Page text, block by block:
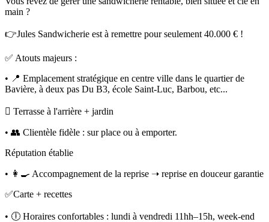
main ?
👉Jules Sandwicherie est à remettre pour seulement 40.000 € !
✅ Atouts majeurs :
• 📍 Emplacement stratégique en centre ville dans le quartier de
Bavière, à deux pas Du B3, école Saint-Luc, Barbou, etc...
🫜 Terrasse à l'arrière + jardin
• 👥 Clientèle fidèle : sur place ou à emporter.
Réputation établie
• 👩🍳 Accompagnement de la reprise ➝ reprise en douceur garantie
✅Carte + recettes
• 🕕 Horaires confortables : lundi à vendredi 11hh–15h, week-end